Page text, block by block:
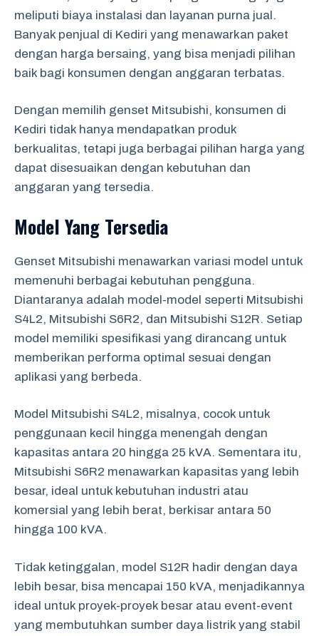
meliputi biaya instalasi dan layanan purna jual.
Banyak penjual di Kediri yang menawarkan paket
dengan harga bersaing, yang bisa menjadi pilihan
baik bagi konsumen dengan anggaran terbatas.
Dengan memilih genset Mitsubishi, konsumen di
Kediri tidak hanya mendapatkan produk
berkualitas, tetapi juga berbagai pilihan harga yang
dapat disesuaikan dengan kebutuhan dan
anggaran yang tersedia.
Model Yang Tersedia
Genset Mitsubishi menawarkan variasi model untuk
memenuhi berbagai kebutuhan pengguna.
Diantaranya adalah model-model seperti Mitsubishi
S4L2, Mitsubishi S6R2, dan Mitsubishi S12R. Setiap
model memiliki spesifikasi yang dirancang untuk
memberikan performa optimal sesuai dengan
aplikasi yang berbeda.
Model Mitsubishi S4L2, misalnya, cocok untuk
penggunaan kecil hingga menengah dengan
kapasitas antara 20 hingga 25 kVA. Sementara itu,
Mitsubishi S6R2 menawarkan kapasitas yang lebih
besar, ideal untuk kebutuhan industri atau
komersial yang lebih berat, berkisar antara 50
hingga 100 kVA.
Tidak ketinggalan, model S12R hadir dengan daya
lebih besar, bisa mencapai 150 kVA, menjadikannya
ideal untuk proyek-proyek besar atau event-event
yang membutuhkan sumber daya listrik yang stabil